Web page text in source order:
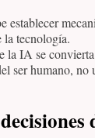
establecer
la tecnología.
la IA se
ser humano,